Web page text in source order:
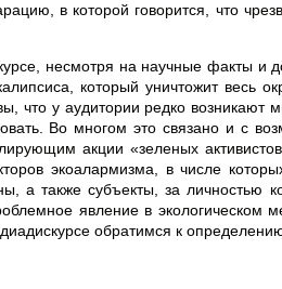
в которой говорится, что
несмотря на научные факты и
который уничтожит весь
что у аудитории редко возникают
Во многом это связано и с
акции «зеленых
экоалармизма, в числе
а также субъекты, за личностью
явление в экологическом
обратимся к